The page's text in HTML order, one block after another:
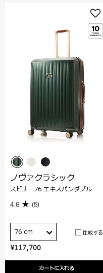
¥117,700
カートに入れる
ノヴァクラシック
スピナー76 エキスパンダブル
4.6 (5)
76 cm 比較する